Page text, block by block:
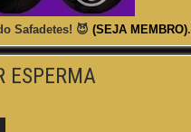
Safadetes! 😈(SEJA MEMBRO).
ESPERMA